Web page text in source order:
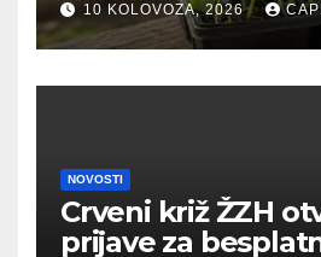
10 KOLOVOZA, 2026
NOVOSTI
Crveni križ ŽZH
prijave za